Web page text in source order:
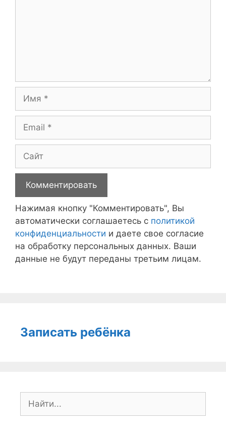
Нажимая кнопку "Комментировать", Вы
автоматически соглашаетесь с политикой
конфиденциальности и даете свое согласие
на обработку персональных данных. Ваши
данные не будут переданы третьим лицам.
Записать ребёнка
Поиск: